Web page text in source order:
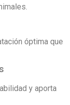
óptima que
y aporta